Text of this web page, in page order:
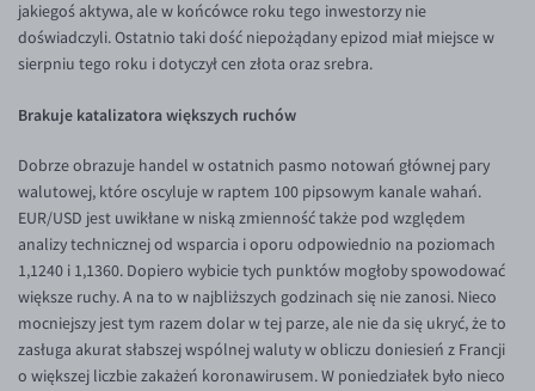
HUF/PLN
ILS/PLN
RON/PLN
SGD/PLN
TRY/PLN
ZAR/PLN
EUR/USD
EUR/GBP
Wymiana walut
Banki i przelewy
jakiegoś aktywa, ale w końcówce roku tego inwestorzy nie
doświadczyli. Ostatnio taki dość niepożądany epizod miał miejsce w
sierpniu tego roku i dotyczył cen złota oraz srebra.
Brakuje katalizatora większych ruchów
Dobrze obrazuje handel w ostatnich pasmo notowań głównej pary
walutowej, które oscyluje w raptem 100 pipsowym kanale wahań.
EUR/USD jest uwikłane w niską zmienność także pod względem
analizy technicznej od wsparcia i oporu odpowiednio na poziomach
1,1240 i 1,1360. Dopiero wybicie tych punktów mogłoby spowodować
większe ruchy. A na to w najbliższych godzinach się nie zanosi. Nieco
mocniejszy jest tym razem dolar w tej parze, ale nie da się ukryć, że to
zasługa akurat słabszej wspólnej waluty w obliczu doniesień z Francji
o większej liczbie zakażeń koronawirusem. W poniedziałek było nieco